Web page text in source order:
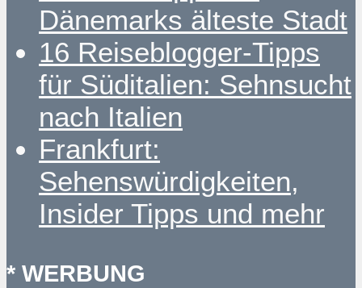
Dänemarks älteste Stadt
16 Reiseblogger-Tipps
für Süditalien: Sehnsucht
nach Italien
Frankfurt:
Sehenswürdigkeiten,
Insider Tipps und mehr
* WERBUNG